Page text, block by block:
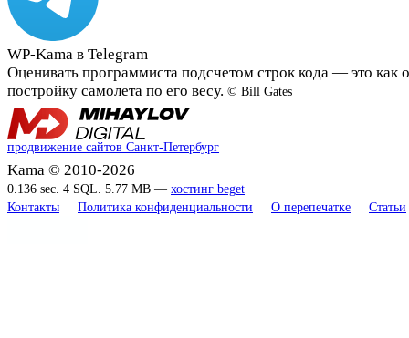
WP-Kama в Telegram
Оценивать программиста подсчетом строк кода — это как
постройку самолета по его весу. © Bill Gates
продвижение сайтов Санкт-Петербург
Kama © 2010-2026
0.136 sec. 4 SQL. 5.77 MB — хостинг beget
Контакты
Политика конфиденциальности О перепечатке Статьи